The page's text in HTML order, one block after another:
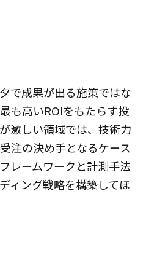
で成果が出る施策ではな
も高いROIをもたらす投
激しい領域では、技術力
注の決め手となるケース
レームワークと計測手法
ィング戦略を構築してほ